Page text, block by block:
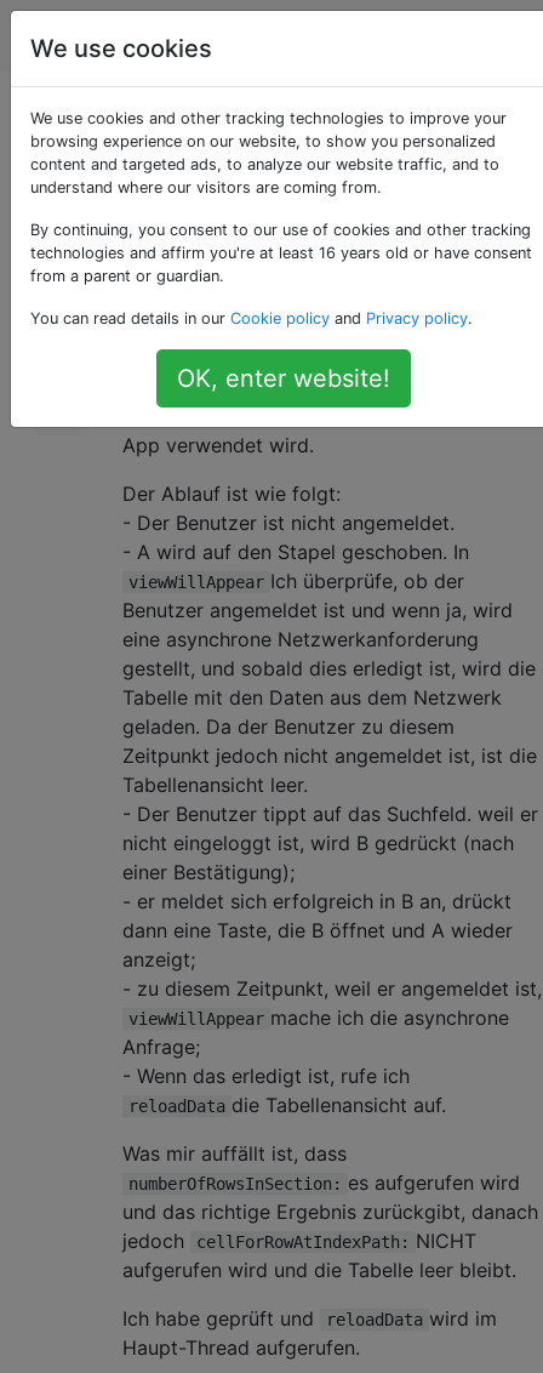
Programmierung
nicht aufgerufen
72
Meine App hat zwei Status: angemeldet und
Architektur (stark vereinfacht):
- ViewController A, der ein Suchfeld und eine
Tabellenansicht enthält.
- ViewController B, der zum Anmelden in der
App verwendet wird.
Der Ablauf ist wie folgt:
- Der Benutzer ist nicht angemeldet.
- A wird auf den Stapel geschoben. In
viewWillAppear Ich überprüfe, ob der
Benutzer angemeldet ist und wenn ja, wird
eine asynchrone Netzwerkanforderung
gestellt, und sobald dies erledigt ist, wird die
Tabelle mit den Daten aus dem Netzwerk
geladen. Da der Benutzer zu diesem
Zeitpunkt jedoch nicht angemeldet ist, ist die
Tabellenansicht leer.
- Der Benutzer tippt auf das Suchfeld. weil er
nicht eingeloggt ist, wird B gedrückt (nach
einer Bestätigung);
- er meldet sich erfolgreich in B an, drückt
dann eine Taste, die B öffnet und A wieder
anzeigt;
- zu diesem Zeitpunkt, weil er angemeldet ist,
viewWillAppear mache ich die asynchrone
Anfrage;
- Wenn das erledigt ist, rufe ich
reloadData die Tabellenansicht auf.
Was mir auffällt ist, dass
numberOfRowsInSection: es aufgerufen wird
und das richtige Ergebnis zurückgibt, danach
jedoch
cellForRowAtIndexPath: NICHT
aufgerufen wird und die Tabelle leer bleibt.
Ich habe geprüft und
reloadData wird im
Haupt-Thread aufgerufen.
We use cookies
We use cookies and other tracking technologies to improve your
browsing experience on our website, to show you personalized
content and targeted ads, to analyze our website traffic, and to
understand where our visitors are coming from.
By continuing, you consent to our use of cookies and other tracking
technologies and affirm you're at least 16 years old or have consent
from a parent or guardian.
You can read details in our Cookie policy and Privacy policy.
OK, enter website!